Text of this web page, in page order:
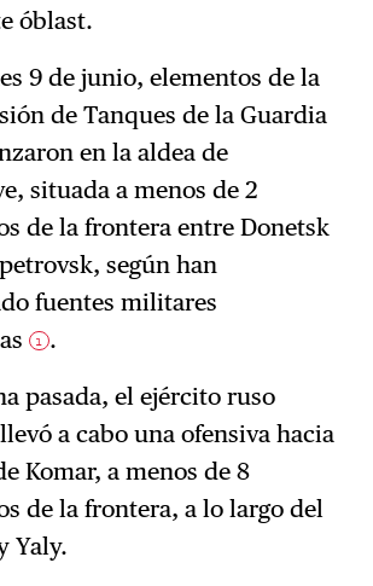
óblast.
9 de junio, elementos de la
de Tanques de la Guardia
en la aldea de
situada a menos de 2
de la frontera entre Donetsk
según han
fuentes militares
1 .
pasada, el ejército ruso
a cabo una ofensiva hacia
Komar, a menos de 8
de la frontera, a lo largo del
Yaly.